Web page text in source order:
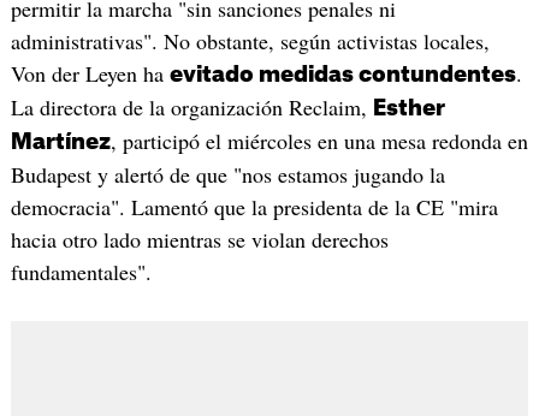
permitir la marcha "sin sanciones penales ni
administrativas". No obstante, según activistas locales,
Von der Leyen ha evitado medidas contundentes.
La directora de la organización Reclaim, Esther
Martínez, participó el miércoles en una mesa redonda en
Budapest y alertó de que "nos estamos jugando la
democracia". Lamentó que la presidenta de la CE "mira
hacia otro lado mientras se violan derechos
fundamentales".